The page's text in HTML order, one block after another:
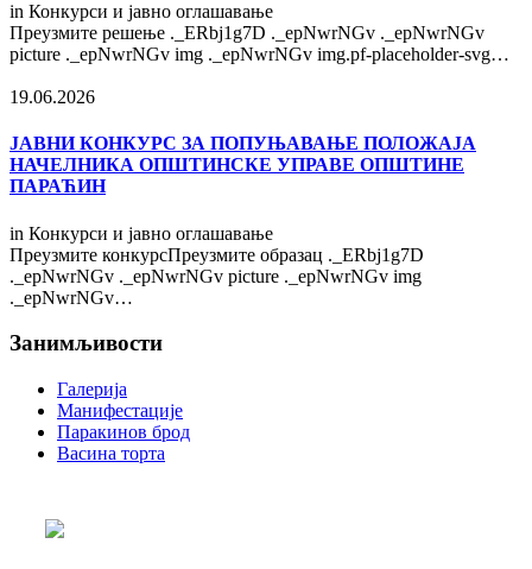
in Конкурси и јавно оглашавање
Преузмите решење ._ERbj1g7D ._epNwrNGv ._epNwrNGv
picture ._epNwrNGv img ._epNwrNGv img.pf-placeholder-svg…
19.06.2026
ЈАВНИ КОНКУРС ЗА ПОПУЊАВАЊЕ ПОЛОЖАЈА
НАЧЕЛНИКА ОПШТИНСКЕ УПРАВЕ ОПШТИНЕ
ПАРАЋИН
in Конкурси и јавно оглашавање
Преузмите конкурсПреузмите образац ._ERbj1g7D
._epNwrNGv ._epNwrNGv picture ._epNwrNGv img
._epNwrNGv…
Занимљивости
Галерија
Манифестације
Паракинов брод
Васина торта